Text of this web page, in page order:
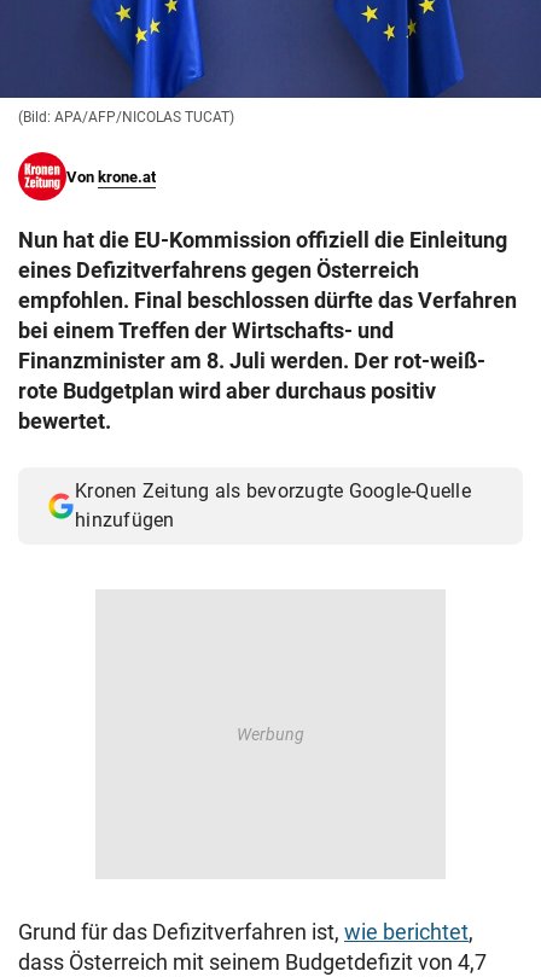
© Krone Multimedia GmbH & Co KG 2026
Muthgasse 2, 1190 Wien
(Bild: APA/AFP/NICOLAS TUCAT)
Von krone.at
Nun hat die EU-Kommission offiziell die Einleitung
eines Defizitverfahrens gegen Österreich
empfohlen. Final beschlossen dürfte das Verfahren
bei einem Treffen der Wirtschafts- und
Finanzminister am 8. Juli werden. Der rot-weiß-
rote Budgetplan wird aber durchaus positiv
bewertet.
Kronen Zeitung als bevorzugte Google-Quelle
hinzufügen
Grund für das Defizitverfahren ist, wie berichtet,
dass Österreich mit seinem Budgetdefizit von 4,7